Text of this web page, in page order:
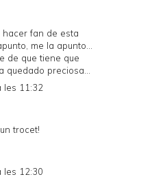
hacer fan de esta
me la apunto...
de que tiene que
quedado preciosa...
les 11:32
trocet!
les 12:30